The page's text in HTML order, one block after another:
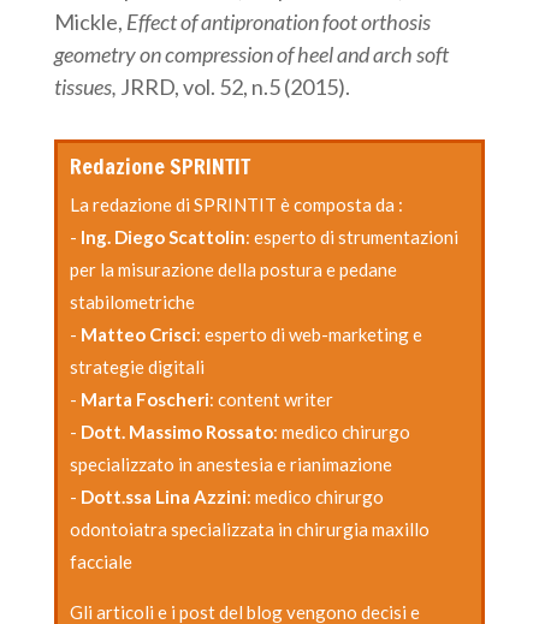
Mickle, Effect of antipronation foot orthosis
geometry on compression of heel and arch soft
tissues, JRRD, vol. 52, n.5 (2015).
Redazione SPRINTIT
La redazione di SPRINTIT è composta da :
- Ing. Diego Scattolin: esperto di strumentazioni
per la misurazione della postura e pedane
stabilometriche
- Matteo Crisci: esperto di web-marketing e
strategie digitali
- Marta Foscheri: content writer
- Dott. Massimo Rossato: medico chirurgo
specializzato in anestesia e rianimazione
- Dott.ssa Lina Azzini: medico chirurgo
odontoiatra specializzata in chirurgia maxillo
facciale
Gli articoli e i post del blog vengono decisi e